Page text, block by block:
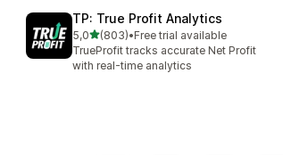
TP: True Profit Analytics
5,0de 5 estrelas
(803)
803 total de avaliações
•Free trial available
TrueProfit tracks accurate Net Profit
with real-time analytics